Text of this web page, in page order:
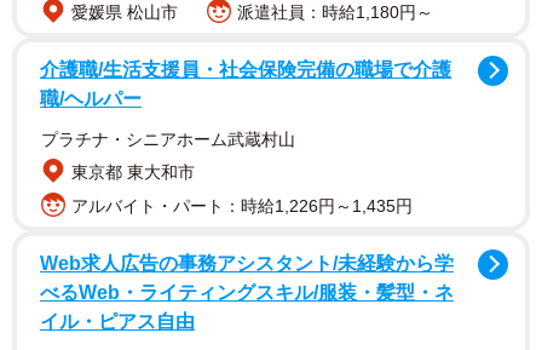
浜崎さんは「その時の内容で、中山さんも今、ライブに集
中してるんだな、と強く感じたのです」とし、「色々憶測
が飛び交い、心の落ち着かない方が沢山いらっしゃると思
いますが、とにかく前日の夜までごく普通に、翌日のライ
ておくべきかと思い記しました」と死因についてさまざま
な憶測が飛び交う状況に対して沈静化を促した。
愛媛県 松山市
派遣社員：時給1,180円～
介護職/生活支援員・社会保険完備の職場で介護
職/ヘルパー
プラチナ・シニアホーム武蔵村山
東京都 東大和市
アルバイト・パート：時給1,226円～1,435円
Web求人広告の事務アシスタント/未経験から学
べるWeb・ライティングスキル/服装・髪型・ネ
イル・ピアス自由